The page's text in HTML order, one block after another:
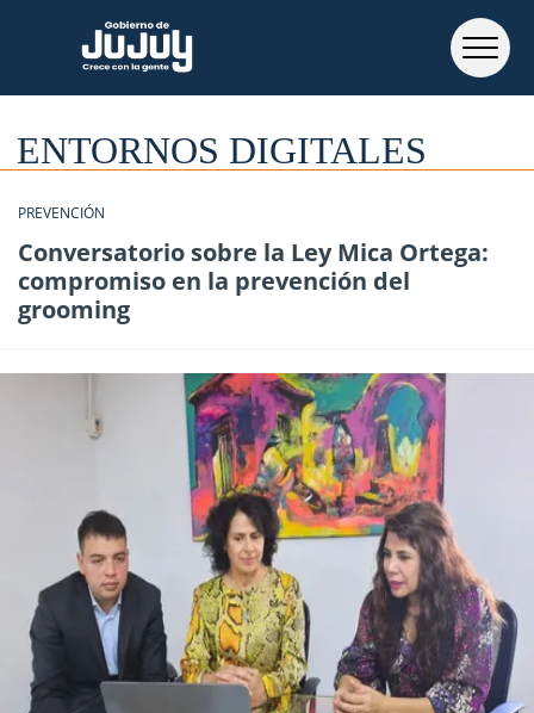
ENTORNOS DIGITALES
PREVENCIÓN
Conversatorio sobre la Ley Mica Ortega:
compromiso en la prevención del
grooming